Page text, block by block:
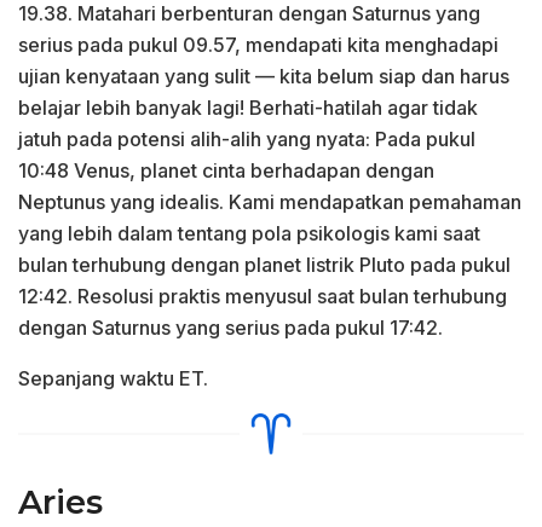
19.38. Matahari berbenturan dengan Saturnus yang
serius pada pukul 09.57, mendapati kita menghadapi
ujian kenyataan yang sulit — kita belum siap dan harus
belajar lebih banyak lagi! Berhati-hatilah agar tidak
jatuh pada potensi alih-alih yang nyata: Pada pukul
10:48 Venus, planet cinta berhadapan dengan
Neptunus yang idealis. Kami mendapatkan pemahaman
yang lebih dalam tentang pola psikologis kami saat
bulan terhubung dengan planet listrik Pluto pada pukul
12:42. Resolusi praktis menyusul saat bulan terhubung
dengan Saturnus yang serius pada pukul 17:42.
Sepanjang waktu ET.
Aries